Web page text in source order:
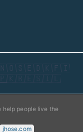
🇸🇪 🇩🇰 🇫🇮
🇰🇷 🇪🇸 🇮🇱
help people live the
jhose.com